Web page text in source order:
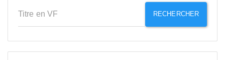
RECHERCHER